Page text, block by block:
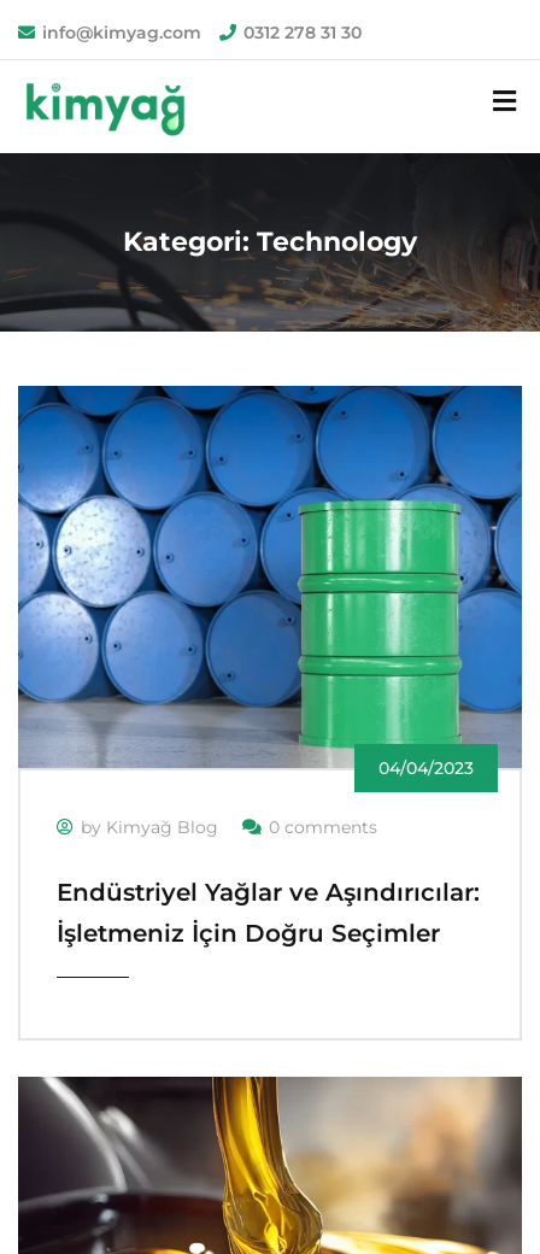
info@kimyag.com 0312 278 31 30
Kategori: Technology
04/04/2023
by Kimyağ Blog 0 comments
Endüstriyel Yağlar ve Aşındırıcılar:
İşletmeniz İçin Doğru Seçimler